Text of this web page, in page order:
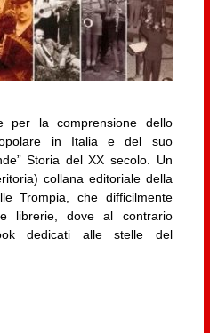
per la comprensione dello
in Italia e del suo
Storia del XX secolo. Un
collana editoriale della
Trompia, che difficilmente
librerie, dove al contrario
dedicati alle stelle del